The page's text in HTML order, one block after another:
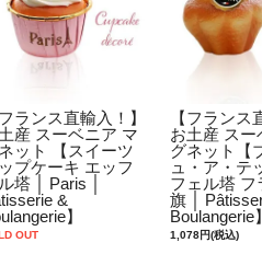
フランス直輸入！】
産 スーベニア マ
ット 【スイーツ
プケーキ エッフ
塔 │ Paris │
&
】
OUT
【フランス
お土産 スー
グネット【
ュ・ア・テ
フェル塔 フ
旗 │
Boulangerie
1,078円(税込)